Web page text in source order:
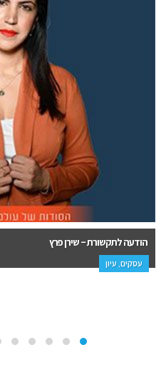
משלוש יוצאת אחת – שרונה בן אור
ביוגרפיות היסטוריה, יחסים זוגיות,